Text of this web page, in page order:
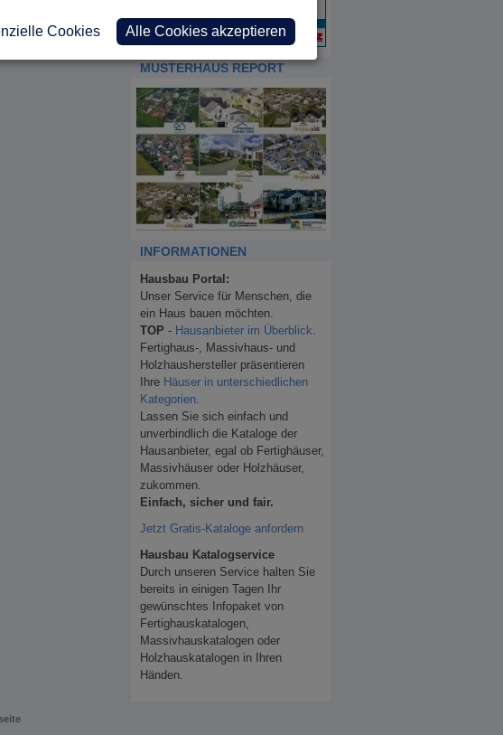
MUSTERHAUS REPORT
INFORMATIONEN
Hausbau Portal:
Unser Service für Menschen, die
ein Haus bauen möchten.
TOP - Hausanbieter im Überblick
Fertighaus-, Massivhaus- und
Holzhaushersteller präsentieren
Ihre Häuser in unterschiedlichen
Kategorien
Lassen Sie sich einfach und
unverbindlich die Kataloge der
Hausanbieter, egal ob Fertighäuser,
Massivhäuser oder Holzhäuser,
zukommen.
Einfach, sicher und fair.
Jetzt Gratis-Kataloge anfordern
Hausbau Katalogservice
Durch unseren Service halten Sie
bereits in einigen Tagen Ihr
gewünschtes Infopaket von
Fertighauskatalogen,
Massivhauskatalogen oder
Holzhauskatalogen in Ihren
Händen.
Cookies Alle Cookies akzeptieren